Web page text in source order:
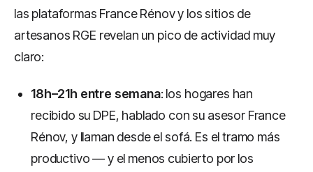
las plataformas France Rénov y los sitios de
artesanos RGE revelan un pico de actividad muy
claro:
18h–21h entre semana: los hogares han
recibido su DPE, hablado con su asesor France
Rénov, y llaman desde el sofá. Es el tramo más
productivo — y el menos cubierto por los